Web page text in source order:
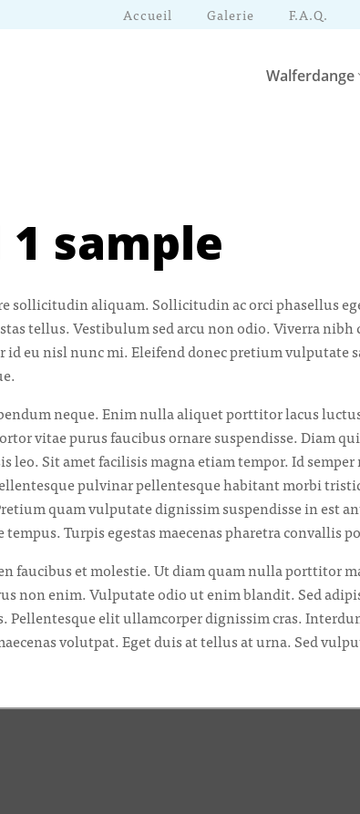
Accueil Galerie F.A.Q.
Walferdange
1 sample
sollicitudin aliquam. Sollicitudin ac orci phasellus
tellus. Vestibulum sed arcu non odio. Viverra
id eu nisl nunc mi. Eleifend donec pretium vulputate
neque. Enim nulla aliquet porttitor lacus
vitae purus faucibus ornare suspendisse. Diam
leo. Sit amet facilisis magna etiam tempor. Id
pulvinar pellentesque habitant morbi
quam vulputate dignissim suspendisse in est
Turpis egestas maecenas pharetra convallis
faucibus et molestie. Ut diam quam nulla porttitor
non enim. Vulputate odio ut enim blandit. Sed
Pellentesque elit ullamcorper dignissim cras.
volutpat. Eget duis at tellus at urna. Sed